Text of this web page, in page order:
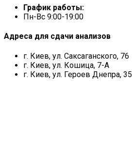
График работы:
Пн-Вс 9:00-19:00
Адреса для сдачи анализов
г. Киев, ул. Саксаганского, 76
г. Киев, ул. Кошица, 7-А
г. Киев, ул. Героев Днепра, 35